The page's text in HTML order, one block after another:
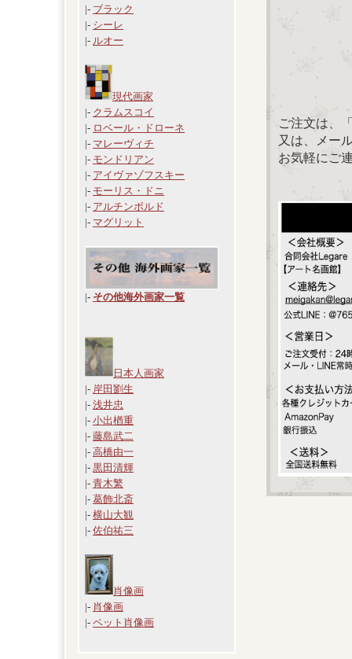
|- ブラック
|- シーレ
|- ルオー
現代画家
|- クラムスコイ
|- ロベール・ドローネ
|- マレーヴィチ
|- モンドリアン
|- アイヴァゾフスキー
|- モーリス・ドニ
|- アルチンボルド
|- マグリット
|- その他海外画家一覧
日本人画家
|- 岸田劉生
|- 浅井忠
|- 小出楢重
|- 藤島武二
|- 高橋由一
|- 黒田清輝
|- 青木繁
|- 葛飾北斎
|- 横山大観
|- 佐伯祐三
肖像画
|- 肖像画
|- ペット肖像画
ご注文は、
又は、メー
お気軽にご